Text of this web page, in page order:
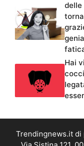
delle
Hai
Trendingnews.it di